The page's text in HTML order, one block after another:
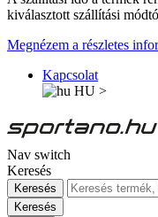
kiválasztott szállítási
Megnézem a részletes
Kapcsolat
HU >
Nav switch
Keresés
Keresés
Keresés